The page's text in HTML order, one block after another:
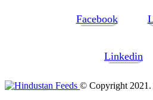
Facebook
Linkedin
© Copyright 2021.